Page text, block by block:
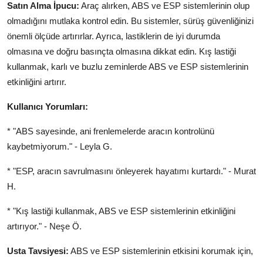
Satın Alma İpucu: Araç alırken, ABS ve ESP sistemlerinin olup
olmadığını mutlaka kontrol edin. Bu sistemler, sürüş güvenliğinizi
önemli ölçüde artırırlar. Ayrıca, lastiklerin de iyi durumda
olmasına ve doğru basınçta olmasına dikkat edin. Kış lastiği
kullanmak, karlı ve buzlu zeminlerde ABS ve ESP sistemlerinin
etkinliğini artırır.
Kullanıcı Yorumları:
* "ABS sayesinde, ani frenlemelerde aracın kontrolünü
kaybetmiyorum." - Leyla G.
* "ESP, aracın savrulmasını önleyerek hayatımı kurtardı." - Murat
H.
* "Kış lastiği kullanmak, ABS ve ESP sistemlerinin etkinliğini
artırıyor." - Neşe Ö.
Usta Tavsiyesi: ABS ve ESP sistemlerinin etkisini korumak için,